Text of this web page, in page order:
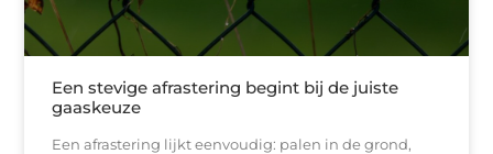
Een stevige afrastering begint bij de juiste
gaaskeuze
Een afrastering lijkt eenvoudig: palen in de grond,